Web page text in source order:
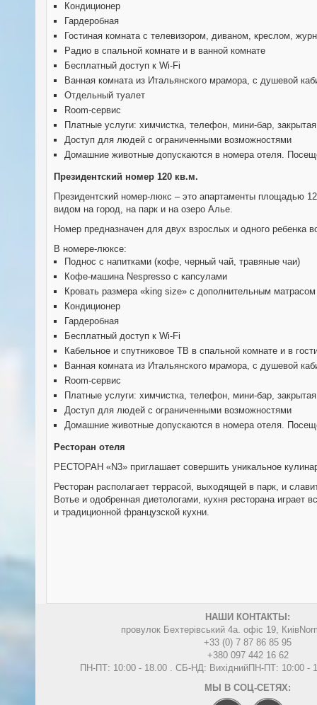
Кондиционер
Гардеробная
Гостиная комната с телевизором, диваном, креслом,
Радио в спальной комнате и в ванной комнате
Бесплатный доступ к Wi-Fi
Ванная комната из Итальянского мрамора, с душевой
Отдельный туалет
Room-сервис
Платные услуги: химчистка, телефон, мини-бар, закрытая
Доступ для людей с ограниченными возможностями
Домашние животные допускаются в номера отеля.
Президентский номер 120 кв.м.
Президентский номер-люкс – это апартаменты площадью
видом на город, на парк и на озеро Алье.
Номер предназначен для двух взрослых и одного ребенка
В номере-люксе:
Поднос с напитками (кофе, черный чай, травяные чаи)
Кофе-машина Nespresso с капсулами
Кровать размера «king size» с дополнительным
Кондиционер
Гардеробная
Бесплатный доступ к Wi-Fi
Кабельное и спутниковое ТВ в спальной комнате и в
Ванная комната из Итальянского мрамора, с душевой
Room-сервис
Платные услуги: химчистка, телефон, мини-бар, закрытая
Доступ для людей с ограниченными возможностями
Домашние животные допускаются в номера отеля.
Ресторан отеля
РЕСТОРАН «N3» приглашает совершить уникальное
Ресторан располагает террасой, выходящей в парк, и
Вотье и одобренная диетологами, кухня ресторана играет
и традиционной французской кухни.
НАШИ КОНТАКТЫ:
провулок Бехтерівський 4а. офіс 19, Киів
+33 (0) 7 87 86 85 95
+380 097 442 16 62
ПН-ПТ: 10:00 - 18.00 . СБ-НД: ВихіднийПН-ПТ: 10:00 -
МЫ В СОЦ-СЕТЯХ: